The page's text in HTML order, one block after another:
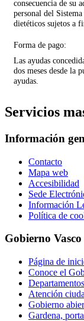
consecuencia de su
personal del
dietéticos sujetos a
Forma de pago:
Las ayudas
dos meses desde la
ayudas.
Servicios
Información
Contacto
Mapa web
Accesibilidad
Sede
Información
Política de
Gobierno Vasco
Página de
Conoce el
Atención
Gobierno
Gardena,